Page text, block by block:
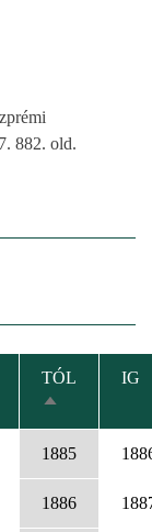
882. old.
TÓL
CSÖKKENŐ
RENDEZÉS
IG
1885
1886